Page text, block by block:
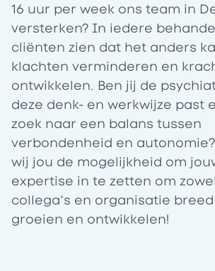
16 uur per week ons team in
versterken? In iedere
cliënten zien dat het anders
klachten verminderen en
ontwikkelen. Ben jij de
deze denk- en werkwijze past
zoek naar een balans tussen
verbondenheid en
wij jou de mogelijkheid om
expertise in te zetten om
collega’s en organisatie
groeien en ontwikkelen!